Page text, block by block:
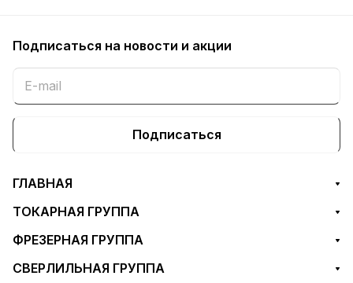
Подписаться на новости и акции
Подписаться
ГЛАВНАЯ
ТОКАРНАЯ ГРУППА
ФРЕЗЕРНАЯ ГРУППА
СВЕРЛИЛЬНАЯ ГРУППА